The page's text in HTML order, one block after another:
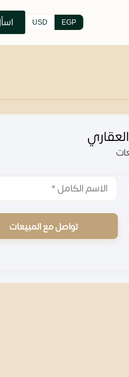
EGP
USD
تواصل مع المبيعات